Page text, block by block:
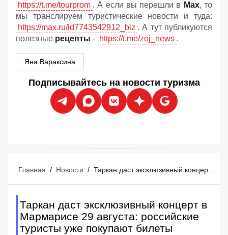
https://t.me/tourprom . А если вы перешли в Мах, то
мы транслируем туристические новости и туда:
https://max.ru/id7743542912_biz . А тут публикуются
полезные рецепты - https://t.me/zoj_news .
Яна Вараксина
Подписывайтесь на новости туризма
Главная / Новости / Таркан даст эксклюзивный концерт в Мармарисе 29 августа: российские туристы уже покупают билеты
Таркан даст эксклюзивный концерт в
Мармарисе 29 августа: российские
туристы уже покупают билеты